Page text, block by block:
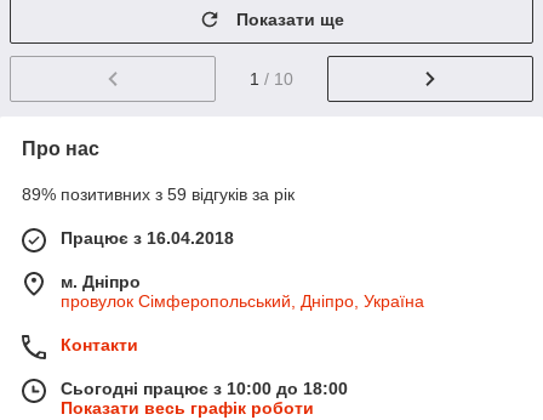
Показати ще
1 / 10
Про нас
89% позитивних з 59 відгуків за рік
Працює з 16.04.2018
м. Дніпро
провулок Сімферопольський, Дніпро, Україна
Контакти
Сьогодні працює з 10:00 до 18:00
Показати весь графік роботи